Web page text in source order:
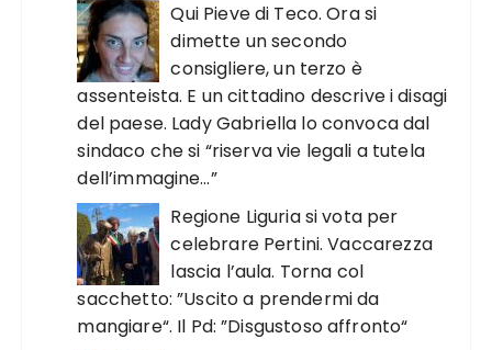
Qui Pieve di Teco. Ora si
dimette un secondo
consigliere, un terzo è
assenteista. E un cittadino descrive i disagi
del paese. Lady Gabriella lo convoca dal
sindaco che si “riserva vie legali a tutela
dell’immagine…”
Regione Liguria si vota per
celebrare Pertini. Vaccarezza
lascia l’aula. Torna col
sacchetto: ”Uscito a prendermi da
mangiare“. Il Pd: ”Disgustoso affronto“